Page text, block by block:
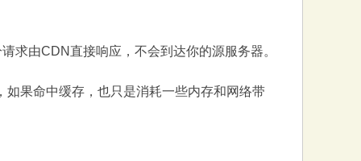
求由CDN直接响应，不会到达你的源服务器。
果命中缓存，也只是消耗一些内存和网络带